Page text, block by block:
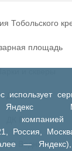
использует
Россия,
—
Тобольского
площадь
ДК Синтез
ДК Речник
ДК Водник